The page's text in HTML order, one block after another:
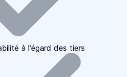
à l'égard des tiers